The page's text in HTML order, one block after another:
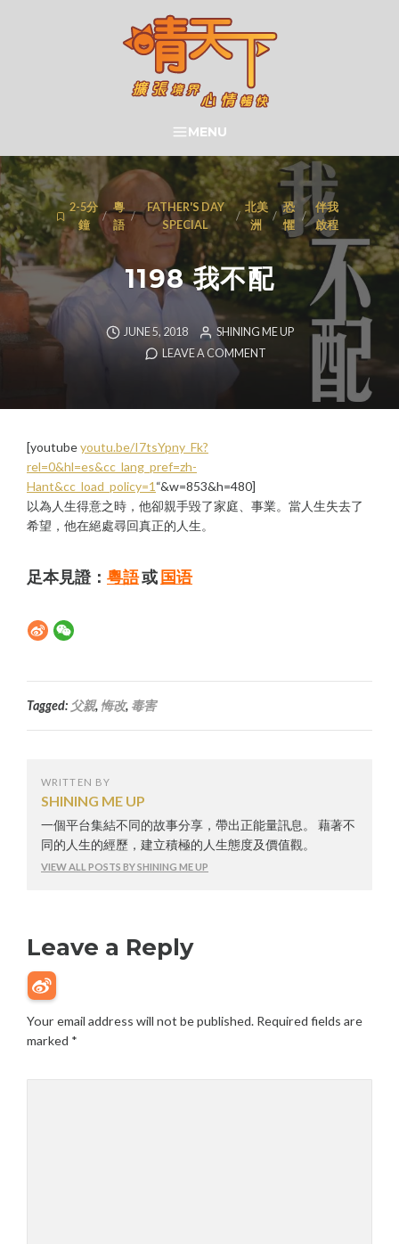
晴天下 SHININGMEUP
SEARCH
MENU
2-5分
鐘
/
粵
語
/
FATHER'S DAY
SPECIAL
/
北美
洲
/
恐
懼
/
伴我
啟程
1198 我不配
JUNE 5, 2018
SHINING ME UP
LEAVE A COMMENT
[youtubeyoutu.be/I7tsYpny_Fk?
rel=0&hl=es&cc_lang_pref=zh-
Hant&cc_load_policy=1 “&w=853&h=480]
以為人生得意之時，他卻親手毀了家庭、事業。當人生失去了
希望，他在絕處尋回真正的人生。
足本見證： 粵語或国语
Tagged: 父親, 悔改, 毒害
WRITTEN BY
SHINING ME UP
一個平台集結不同的故事分享，帶出正能量訊息。 藉著不
同的人生的經歷，建立積極的人生態度及價值觀。
VIEW ALL POSTS BY SHINING ME UP
Leave a Reply
Your email address will not be published. Required fields are
marked *